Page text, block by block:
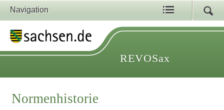
Navigation
REVOSax
Normenhistorie